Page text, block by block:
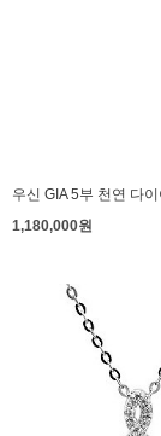
우신 GIA 5부 천연 다
1,180,000원